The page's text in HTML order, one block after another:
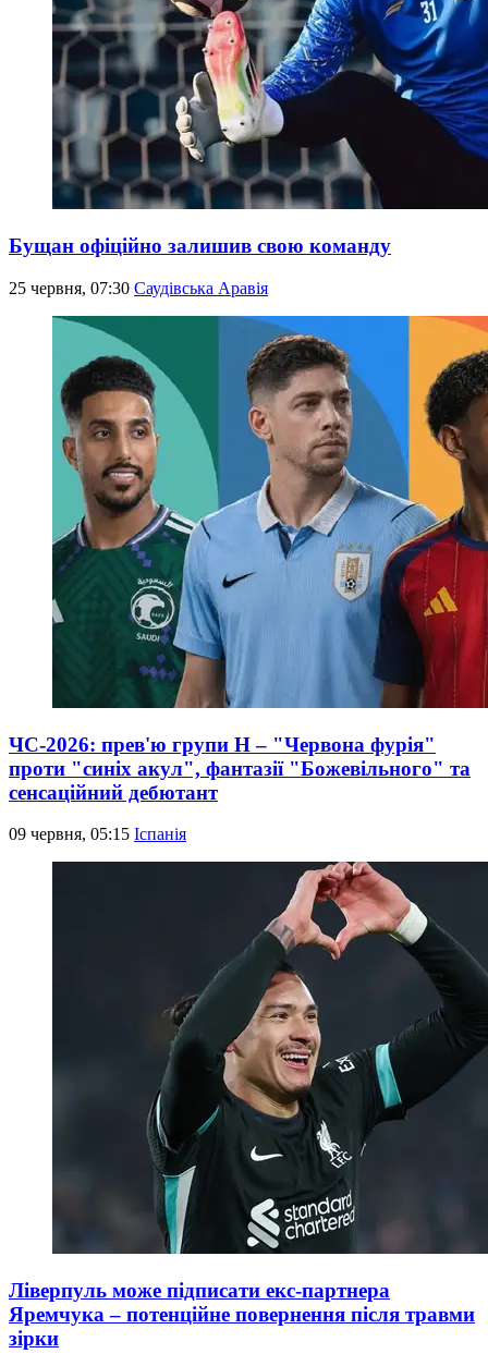
Бущан офіційно залишив свою команду
25 червня, 07:30 Саудівська Аравія
ЧС-2026: прев'ю групи Н – "Червона фурія"
проти "синіх акул", фантазії "Божевільного" та
сенсаційний дебютант
09 червня, 05:15 Іспанія
Ліверпуль може підписати екс-партнера
Яремчука – потенційне повернення після травми
зірки